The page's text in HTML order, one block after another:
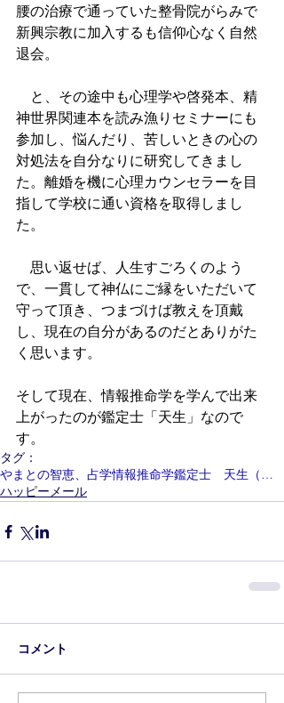
腰の治療で通っていた整骨院がらみで
新興宗教に加入するも信仰心なく自然
退会。
と、その途中も心理学や啓発本、精
神世界関連本を読み漁りセミナーにも
参加し、悩んだり、苦しいときの心の
対処法を自分なりに研究してきまし
た。離婚を機に心理カウンセラーを目
指して学校に通い資格を取得しまし
た。
思い返せば、人生すごろくのよう
で、一貫して神仏にご縁をいただいて
守って頂き、つまづけば教えを頂戴
し、現在の自分があるのだとありがた
く思います。
そして現在、情報推命学を学んで出来
上がったのが鑑定士「天生」なので
す。
タグ：
やまとの智恵、占学情報推命学鑑定士 天生（あもう）
ハッピーメール
コメント